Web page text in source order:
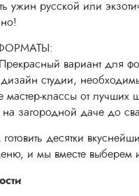
ужин русской или
вариант для
студии,
мастер-классы от лучших
загородной даче до
десятки
и мы вместе выберем